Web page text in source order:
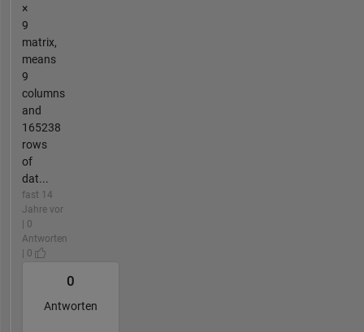
×
9
matrix,
means
9
columns
and
165238
rows
of
dat...
fast 14
Jahre vor
| 0
Antworten
| 0
0
Antworten